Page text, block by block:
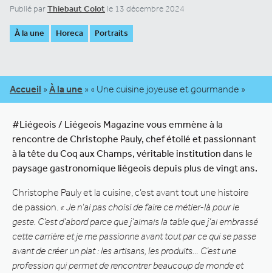
Publié parThiebaut Colot le 13 décembre 2024
À la une Horeca Portraits
Accueil » À la une » « Une cuisine joyeuse et gourmande »
#Liégeois / Liégeois Magazine vous emmène à la
rencontre de Christophe Pauly, chef étoilé et passionnant
à la tête du Coq aux Champs, véritable institution dans le
paysage gastronomique liégeois depuis plus de vingt ans.
Christophe Pauly et la cuisine, c’est avant tout une histoire
de passion. « Je n’ai pas choisi de faire ce métier-là pour le
geste. C’est d’abord parce que j’aimais la table que j’ai embrassé
cette carrière et je me passionne avant tout par ce qui se passe
avant de créer un plat : les artisans, les produits… C’est une
profession qui permet de rencontrer beaucoup de monde et